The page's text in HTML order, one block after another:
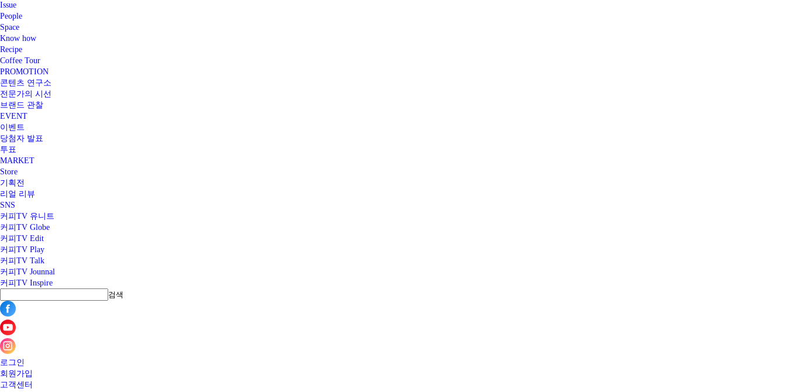
Issue
People
Space
Know how
Recipe
Coffee Tour
PROMOTION
콘텐츠 연구소
전문가의 시선
브랜드 관찰
EVENT
이벤트
당첨자 발표
투표
MARKET
Store
기획전
리얼 리뷰
SNS
커피TV 유니트
커피TV Globe
커피TV Edit
커피TV Play
커피TV Talk
커피TV Jounnal
커피TV Inspire
검색
로그인
회원가입
고객센터